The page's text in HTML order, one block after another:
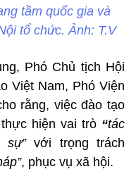
tầm quốc gia và
tổ chức. Ảnh: T.V
Phó Chủ tịch Hội
Việt Nam, Phó Viện
rằng, việc đào tạo
hiện vai trò “tác
với trọng trách
, phục vụ xã hội.